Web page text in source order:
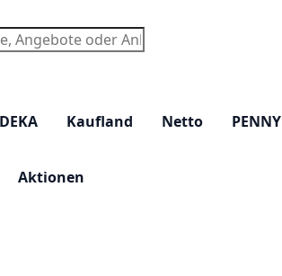
Kaufland Netto PENNY
Aktionen